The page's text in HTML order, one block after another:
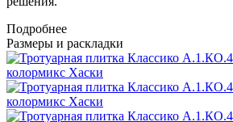
Подробнее
Размеры и раскладки